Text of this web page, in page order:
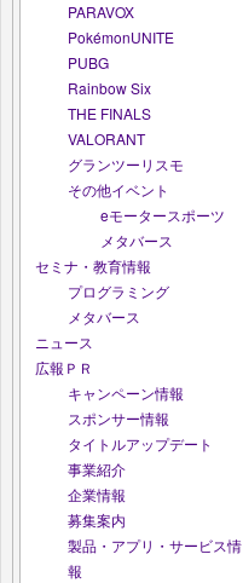
PARAVOX
PokémonUNITE
PUBG
Rainbow Six
THE FINALS
VALORANT
グランツーリスモ
その他イベント
eモータースポーツ
メタバース
セミナ・教育情報
プログラミング
メタバース
ニュース
広報ＰＲ
キャンペーン情報
スポンサー情報
タイトルアップデート
事業紹介
企業情報
募集案内
製品・アプリ・サービス情
報